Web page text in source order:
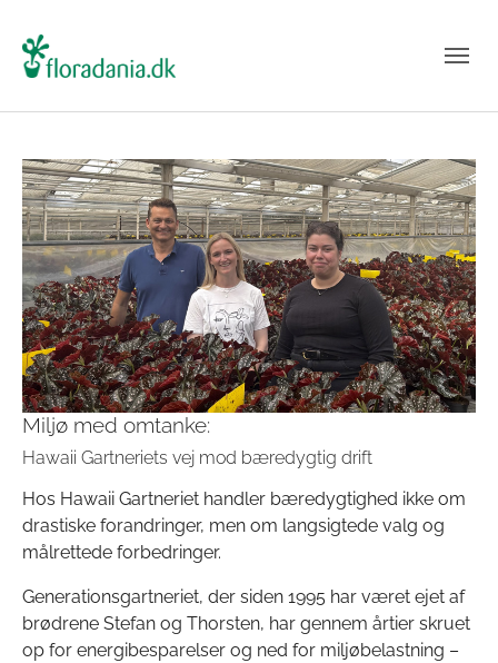
Miljø med omtanke:
Hawaii Gartneriets vej mod bæredygtig drift
Hos Hawaii Gartneriet handler bæredygtighed ikke om
drastiske forandringer, men om langsigtede valg og
målrettede forbedringer.
Generationsgartneriet, der siden 1995 har været ejet af
brødrene Stefan og Thorsten, har gennem årtier skruet
op for energibesparelser og ned for miljøbelastning –